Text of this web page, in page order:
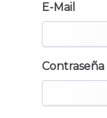
E-Mail
Contraseña